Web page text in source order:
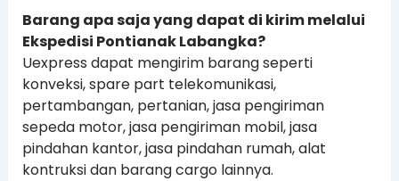
Barang apa saja yang dapat di kirim melalui
Ekspedisi Pontianak Labangka?
Uexpress dapat mengirim barang seperti
konveksi, spare part telekomunikasi,
pertambangan, pertanian, jasa pengiriman
sepeda motor, jasa pengiriman mobil, jasa
pindahan kantor, jasa pindahan rumah, alat
kontruksi dan barang cargo lainnya.